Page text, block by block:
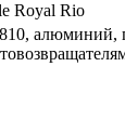
Royal Rio
алюминий,